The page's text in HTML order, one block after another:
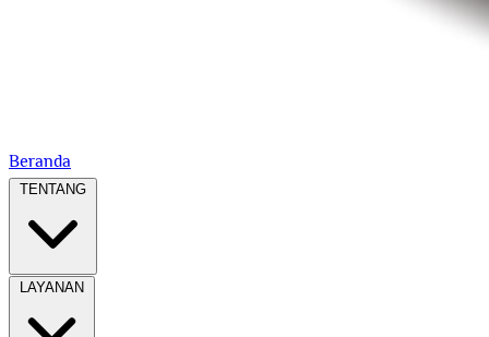
Beranda
TENTANG
LAYANAN